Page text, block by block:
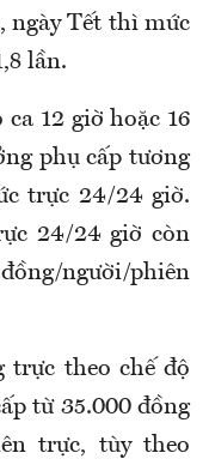
ngày Tết thì mức
lần.
12 giờ hoặc 16
phụ cấp tương
trực 24/24 giờ.
24/24 giờ còn
người/phiên
trực theo chế độ
từ 35.000 đồng
trực, tùy theo